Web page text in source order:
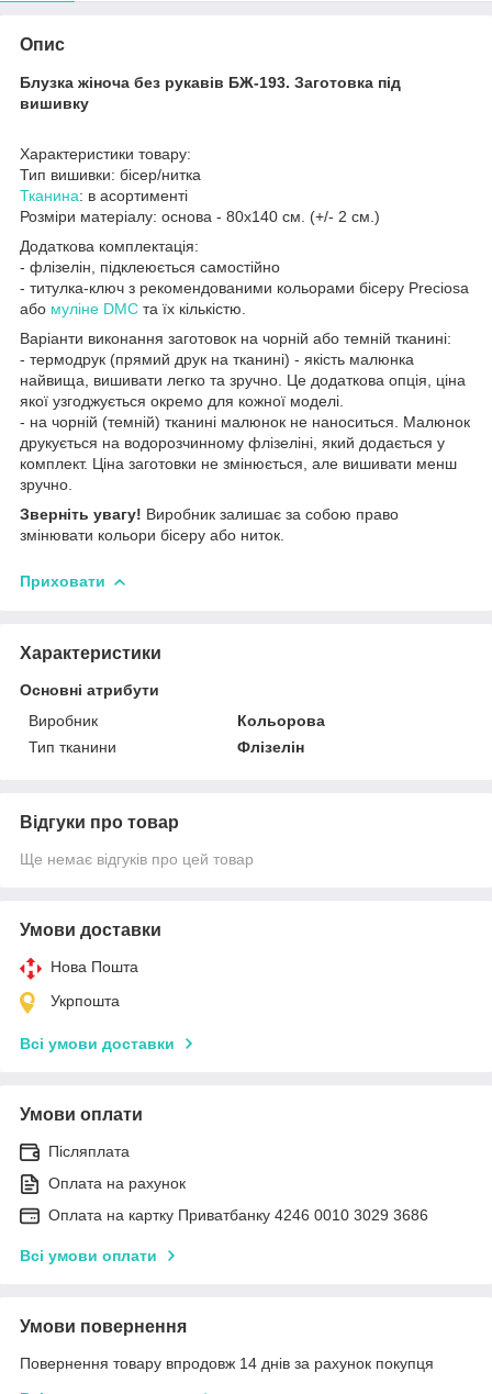
Опис
Блузка жіноча без рукавів БЖ-193. Заготовка під
вишивку
Характеристики товару:
Тип вишивки: бісер/нитка
Тканина: в асортименті
Розміри матеріалу: основа - 80х140 см. (+/- 2 см.)
Додаткова комплектація:
- флізелін, підклеюється самостійно
- титулка-ключ з рекомендованими кольорами бісеру Preciosa
або муліне DMC та їх кількістю.
Варіанти виконання заготовок на чорній або темній тканині:
- термодрук (прямий друк на тканині) - якість малюнка
найвища, вишивати легко та зручно. Це додаткова опція, ціна
якої узгоджується окремо для кожної моделі.
- на чорній (темній) тканині малюнок не наноситься. Малюнок
друкується на водорозчинному флізеліні, який додається у
комплект. Ціна заготовки не змінюється, але вишивати менш
зручно.
Зверніть увагу! Виробник залишає за собою право
змінювати кольори бісеру або ниток.
Приховати
Характеристики
Основні атрибути
Виробник
Кольорова
Тип тканини
Флізелін
Відгуки про товар
Ще немає відгуків про цей товар
Умови доставки
Нова Пошта
Укрпошта
Всі умови доставки
Умови оплати
Післяплата
Оплата на рахунок
Оплата на картку Приватбанку 4246 0010 3029 3686
Всі умови оплати
Умови повернення
Повернення товару впродовж 14 днів за рахунок покупця